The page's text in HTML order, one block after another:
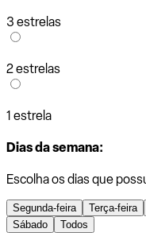
3 estrelas
2 estrelas
1 estrela
Dias da semana:
Escolha os dias que
Segunda-feira Terça-feira
Sábado
Todos